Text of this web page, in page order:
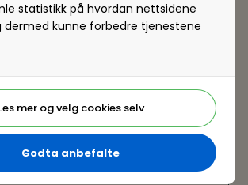
statistikk på hvordan nettsidene
dermed kunne forbedre tjenestene
mer og velg cookies selv
Godta anbefalte
- Få tilgang